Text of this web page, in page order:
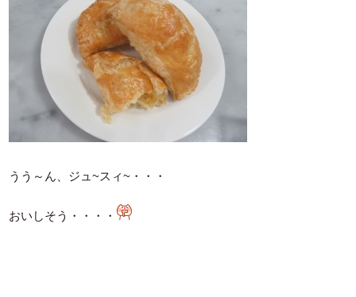
うう～ん、ジュ~スィ~・・・
おいしそう・・・・